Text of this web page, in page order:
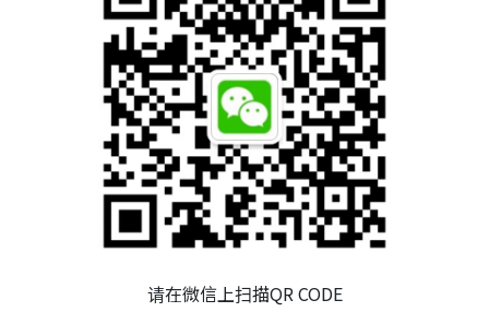
董事会
审计委员会
薪资报酬委员会
永续发展委员会
公司重要规章
内部稽核
风险管理
请在微信上扫描QR CODE